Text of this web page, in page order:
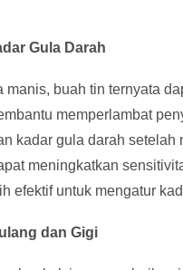
Gula Darah
manis, buah tin ternyata
memperlambat
kadar gula darah
meningkatkan
efektif untuk mengatur
dan Gigi